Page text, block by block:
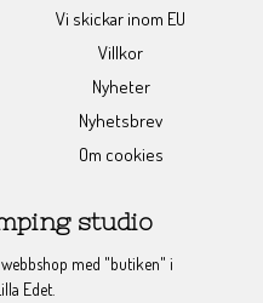
Vi skickar inom EU
Villkor
Nyheter
Nyhetsbrev
Om cookies
studio
med "butiken" i
Edet.